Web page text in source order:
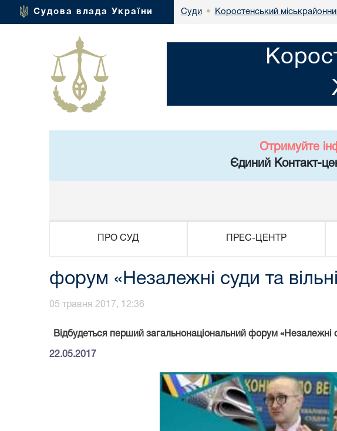
Судова влада України Суди • Коростенський
Отримуйте
Єдиний Контакт-
ПРО СУД ПРЕС-ЦЕНТР
форум «Незалежні суди та
05 травня 2017, 12:36
Відбудеться перший загальнонаціональний форум «Незалежні
22.05.2017